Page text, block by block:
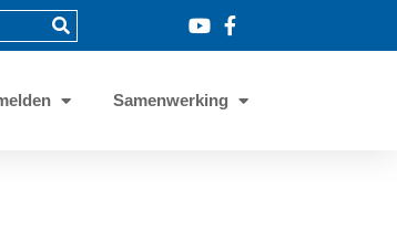
Samenwerking